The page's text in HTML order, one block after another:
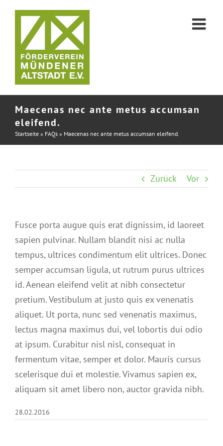
springen
Maecenas nec ante metus accumsan
eleifend.
Startseite » FAQs » Maecenas nec ante metus accumsan eleifend.
Zurück Vor
Fusce porta augue quis erat dignissim, id laoreet
sapien pulvinar. Nullam blandit nisi ac nulla
tempus, ultrices condimentum elit ultrices. Donec
semper accumsan ligula, ut rutrum purus ultrices
id. Aenean eleifend velit at nibh consectetur
pretium. Vestibulum at justo quis ex venenatis
aliquet. Ut porta, nunc sed venenatis maximus,
lectus magna maximus dui, vel lobortis dui odio
at ipsum. Curabitur nisl nisl, consequat in
fermentum vitae, semper et dolor. Mauris cursus
scelerisque dui et molestie. Vivamus sapien ex,
aliquam sit amet libero non, auctor gravida nibh.
28.02.2016